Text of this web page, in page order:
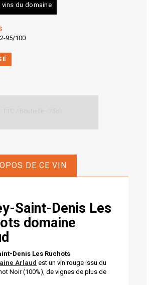
vins du domaine
95/100
DE CE VIN
Saint-Denis Les
domaine
Denis Les Ruchots
Arlaud est un vin rouge issu du
Noir (100%), de vignes de plus de